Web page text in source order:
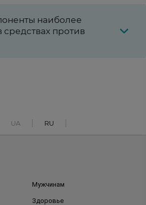
наиболее
против
UA RU
Мужчинам
Здоровье